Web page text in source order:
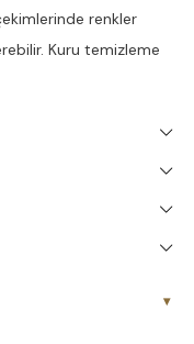
renkler
Kuru temizleme
▾